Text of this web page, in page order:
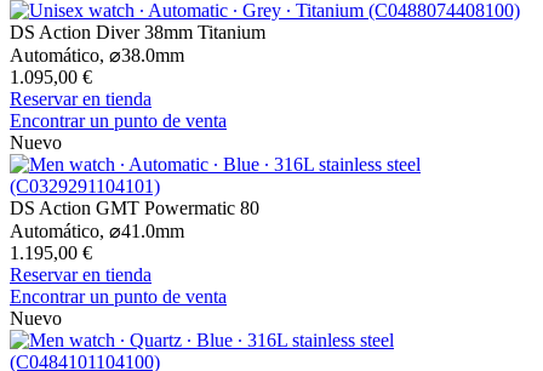
DS Action Diver 38mm Titanium
Automático, ⌀38.0mm
1.095,00 €
Reservar en tienda
Encontrar un punto de venta
Nuevo
DS Action GMT Powermatic 80
Automático, ⌀41.0mm
1.195,00 €
Reservar en tienda
Encontrar un punto de venta
Nuevo